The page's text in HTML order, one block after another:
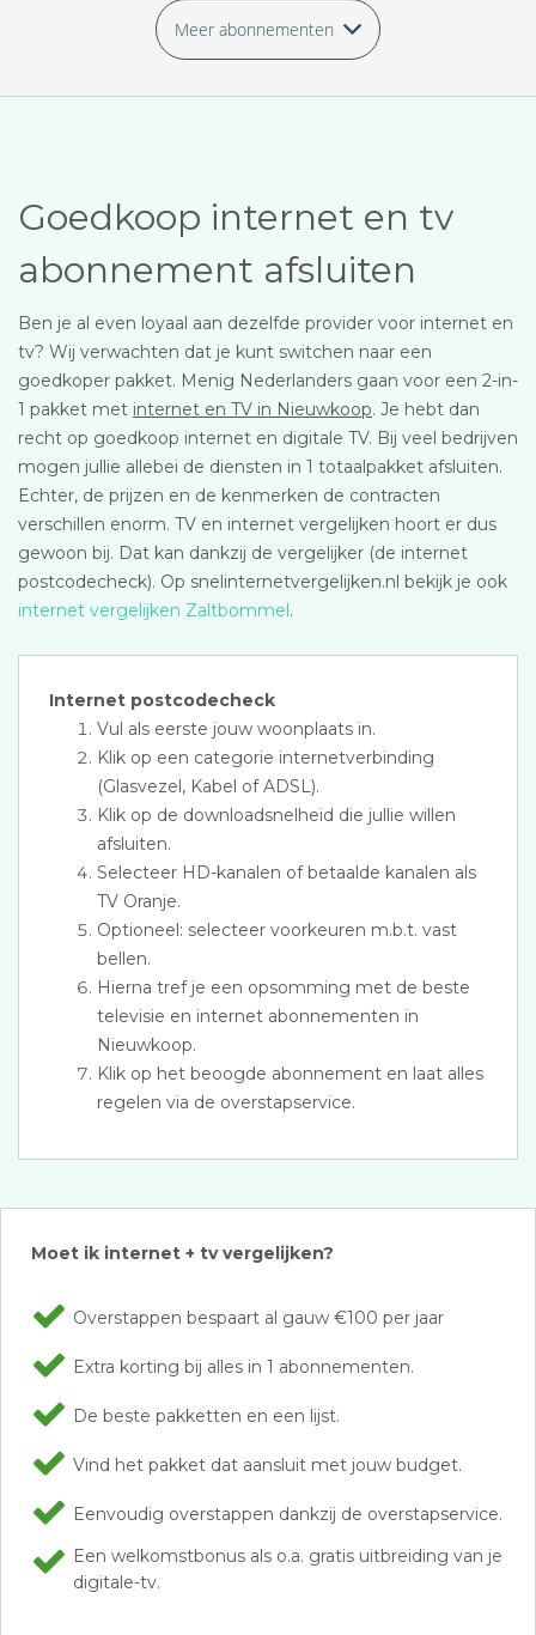
Meer abonnementen
Goedkoop internet en tv
abonnement afsluiten
Ben je al even loyaal aan dezelfde provider voor internet en
tv? Wij verwachten dat je kunt switchen naar een
goedkoper pakket. Menig Nederlanders gaan voor een 2-in-
1 pakket met internet en TV in Nieuwkoop. Je hebt dan
recht op goedkoop internet en digitale TV. Bij veel bedrijven
mogen jullie allebei de diensten in 1 totaalpakket afsluiten.
Echter, de prijzen en de kenmerken de contracten
verschillen enorm. TV en internet vergelijken hoort er dus
gewoon bij. Dat kan dankzij de vergelijker (de internet
postcodecheck). Op snelinternetvergelijken.nl bekijk je ook
internet vergelijken Zaltbommel.
Internet postcodecheck
Vul als eerste jouw woonplaats in.
Klik op een categorie internetverbinding
(Glasvezel, Kabel of ADSL).
Klik op de downloadsnelheid die jullie willen
afsluiten.
Selecteer HD-kanalen of betaalde kanalen als
TV Oranje.
Optioneel: selecteer voorkeuren m.b.t. vast
bellen.
Hierna tref je een opsomming met de beste
televisie en internet abonnementen in
Nieuwkoop.
Klik op het beoogde abonnement en laat alles
regelen via de overstapservice.
Moet ik internet + tv vergelijken?
Overstappen bespaart al gauw €100 per jaar
Extra korting bij alles in 1 abonnementen.
De beste pakketten en een lijst.
Vind het pakket dat aansluit met jouw budget.
Eenvoudig overstappen dankzij de overstapservice.
Een welkomstbonus als o.a. gratis uitbreiding van je
digitale-tv.